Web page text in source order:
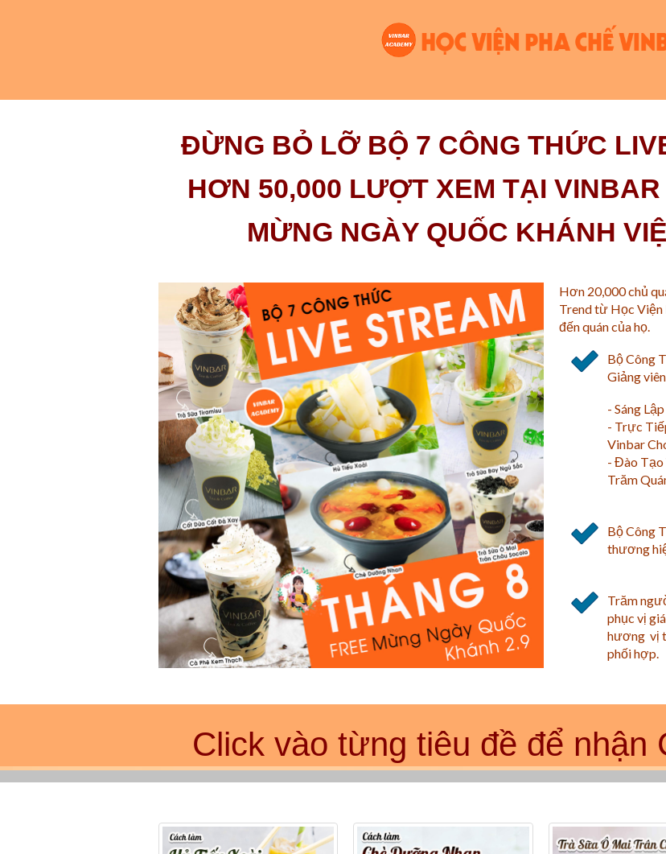
ĐỪNG BỎ LỠ BỘ 7 CÔNG THỨC
HƠN 50,000 LƯỢT XEM TẠI
MỪNG NGÀY QUỐC KHÁNH
Hơn 20,000 chủ
Trend từ Học Viện
đến quán của họ.
Bộ Công
Giảng
- Sáng
- Trực
Vinbar
- Đào Tạo
Trăm
Bộ Công
thương
Trăm
phục vị
hương vị
phối hợp.
Click vào từng tiêu đề để nhận